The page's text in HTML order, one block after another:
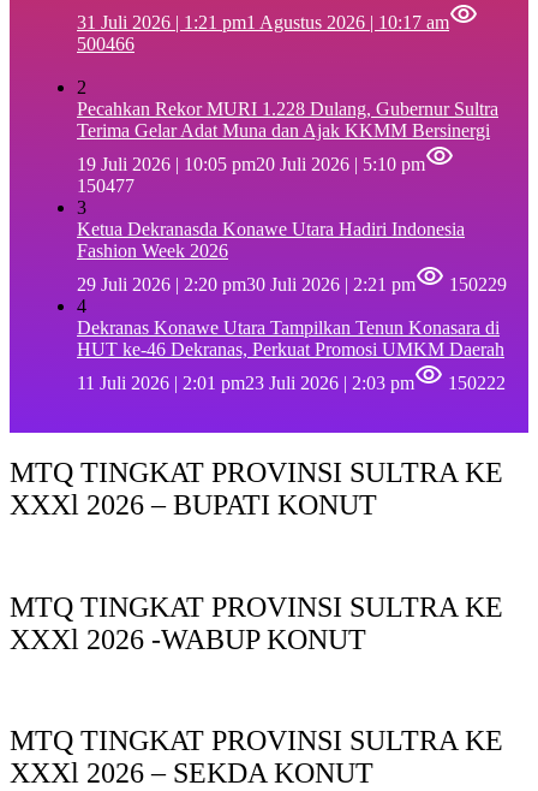
31 Juli 2026 | 1:21 pm1 Agustus 2026 | 10:17 am
500466
2
Pecahkan Rekor MURI 1.228 Dulang, Gubernur Sultra
Terima Gelar Adat Muna dan Ajak KKMM Bersinergi
19 Juli 2026 | 10:05 pm20 Juli 2026 | 5:10 pm
150477
3
Ketua Dekranasda Konawe Utara Hadiri Indonesia
Fashion Week 2026
29 Juli 2026 | 2:20 pm30 Juli 2026 | 2:21 pm
150229
4
Dekranas Konawe Utara Tampilkan Tenun Konasara di
HUT ke-46 Dekranas, Perkuat Promosi UMKM Daerah
11 Juli 2026 | 2:01 pm23 Juli 2026 | 2:03 pm 150222
MTQ TINGKAT PROVINSI SULTRA KE
XXXl 2026 – BUPATI KONUT
MTQ TINGKAT PROVINSI SULTRA KE
XXXl 2026 -WABUP KONUT
MTQ TINGKAT PROVINSI SULTRA KE
XXXl 2026 – SEKDA KONUT